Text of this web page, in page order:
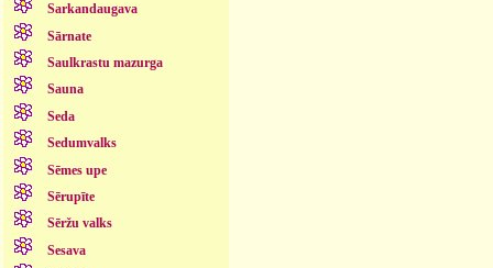
Sarkandaugava
Sārnate
Saulkrastu mazurga
Sauna
Seda
Sedumvalks
Sēmes upe
Sērupīte
Sēržu valks
Sesava